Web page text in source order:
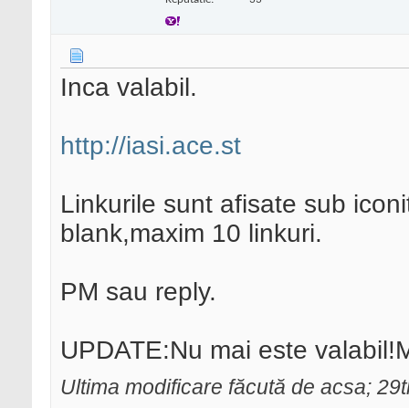
Inca valabil.
http://iasi.ace.st
Linkurile sunt afisate sub
blank,maxim 10 linkuri.
PM sau reply.
UPDATE:Nu mai este
Ultima modificare făcută de acsa;